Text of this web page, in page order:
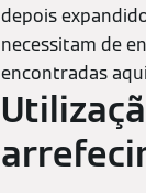
depois
necessitam de
encontradas